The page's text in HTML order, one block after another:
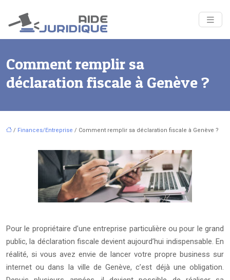
Comment remplir sa
déclaration fiscale à Genève ?
/ Finances/Entreprise / Comment remplir sa déclaration fiscale à Genève ?
Pour le propriétaire d’une entreprise particulière ou pour le grand
public, la déclaration fiscale devient aujourd’hui indispensable. En
réalité, si vous avez envie de lancer votre propre business sur
internet ou dans la ville de Genève, c’est déjà une obligation.